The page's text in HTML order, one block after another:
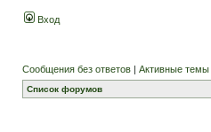
Вход
Сообщения без ответов | Активные темы
Список форумов